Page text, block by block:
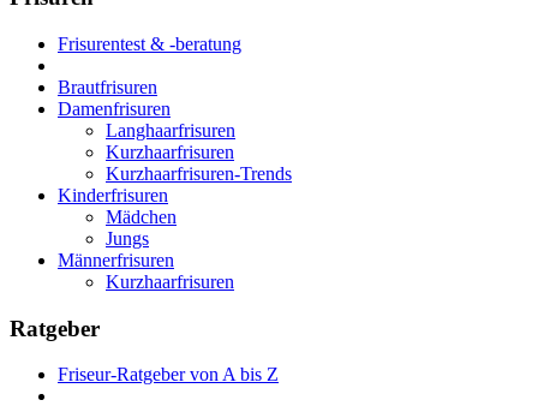
Frisurentest & -beratung
Brautfrisuren
Damenfrisuren
Langhaarfrisuren
Kurzhaarfrisuren
Kurzhaarfrisuren-Trends
Kinderfrisuren
Mädchen
Jungs
Männerfrisuren
Kurzhaarfrisuren
Ratgeber
Friseur-Ratgeber von A bis Z